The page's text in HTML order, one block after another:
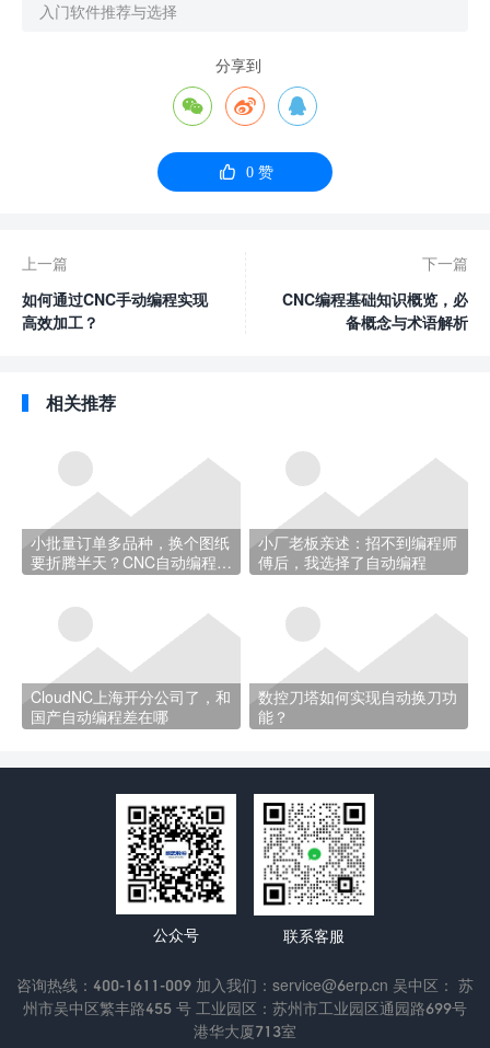
入门软件推荐与选择
分享到
  
 0赞
上一篇
如何通过CNC手动编程实现
高效加工？
下一篇
CNC编程基础知识概览，必
备概念与术语解析
相关推荐
小批量订单多品种，换个图纸
要折腾半天？CNC自动编程帮
小厂老板亲述：招不到编程师
傅后，我选择了自动编程
CloudNC上海开分公司了，和
国产自动编程差在哪
数控刀塔如何实现自动换刀功
能？
公众号 联系客服
咨询热线：400-1611-009 加入我们：service@6erp.cn 吴中区： 苏
州市吴中区繁丰路455 号 工业园区：苏州市工业园区通园路699号
港华大厦713室